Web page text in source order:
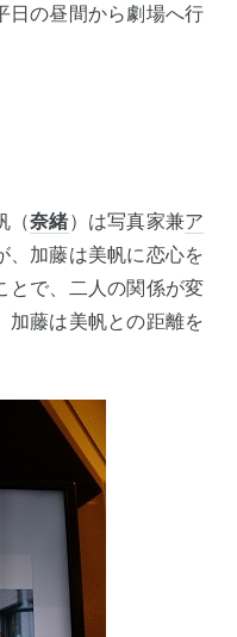
日の昼間から劇場へ行
（奈緒）は写真家兼ア
、加藤は美帆に恋心を
とで、二人の関係が変
加藤は美帆との距離を